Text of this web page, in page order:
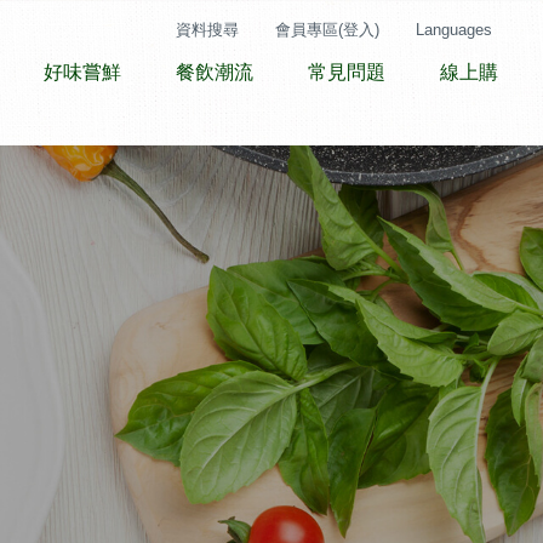
好味嘗鮮 餐飲潮流 常見問題 線上購
資料搜尋 會員專區(登入) Languages